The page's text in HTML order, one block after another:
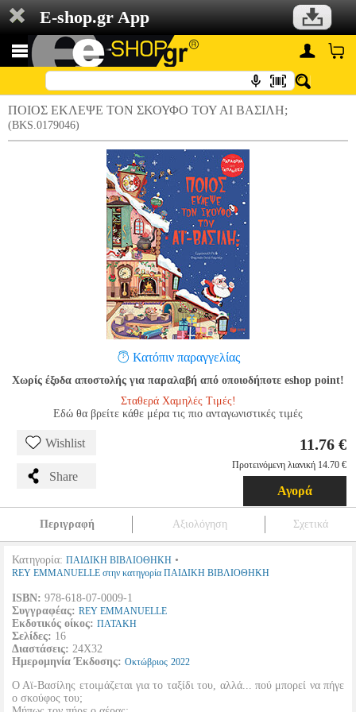
E-shop.gr App
ΠΟΙΟΣ ΕΚΛΕΨΕ ΤΟΝ ΣΚΟΥΦΟ ΤΟΥ ΑΙ ΒΑΣΙΛΗ;
(BKS.0179046)
Κατόπιν παραγγελίας
Χωρίς έξοδα αποστολής για παραλαβή από οποιοδήποτε eshop point!
Σταθερά Χαμηλές Τιμές!
Εδώ θα βρείτε κάθε μέρα τις πιο ανταγωνιστικές τιμές
Wishlist
Share
11.76 €
Προτεινόμενη λιανική 14.70 €
Αγορά
Περιγραφή Αξιολόγηση Σχετικά
Κατηγορία: ΠΑΙΔΙΚΗ ΒΙΒΛΙΟΘΗΚΗ •
REY EMMANUELLE στην κατηγορία ΠΑΙΔΙΚΗ ΒΙΒΛΙΟΘΗΚΗ
ISBN: 978-618-07-0009-1
Συγγραφέας: REY EMMANUELLE
Εκδοτικός οίκος: ΠΑΤΑΚΗ
Σελίδες: 16
Διαστάσεις: 24X32
Ημερομηνία Έκδοσης: Οκτώβριος 2022
Ο Αϊ-Βασίλης ετοιμάζεται για το ταξίδι του, αλλά... πού μπορεί να πήγε
ο σκούφος του;